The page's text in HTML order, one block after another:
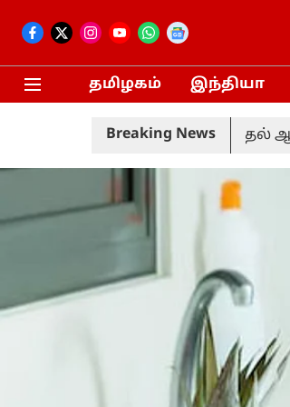
தமிழகம் இந்தியா
Breaking News
நடைபெறும்: தேர்தல் ஆணையம்